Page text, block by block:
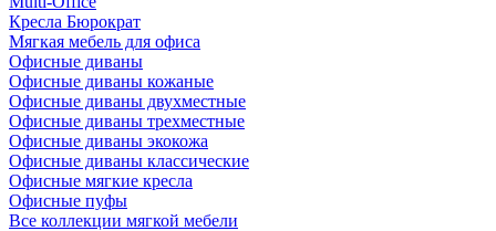
Кресла Бюрократ
Мягкая мебель для офиса
Офисные диваны
Офисные диваны кожаные
Офисные диваны двухместные
Офисные диваны трехместные
Офисные диваны экокожа
Офисные диваны классические
Офисные мягкие кресла
Офисные пуфы
Все коллекции мягкой мебели